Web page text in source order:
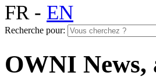
FR- EN
Recherche pour:
OWNI News,